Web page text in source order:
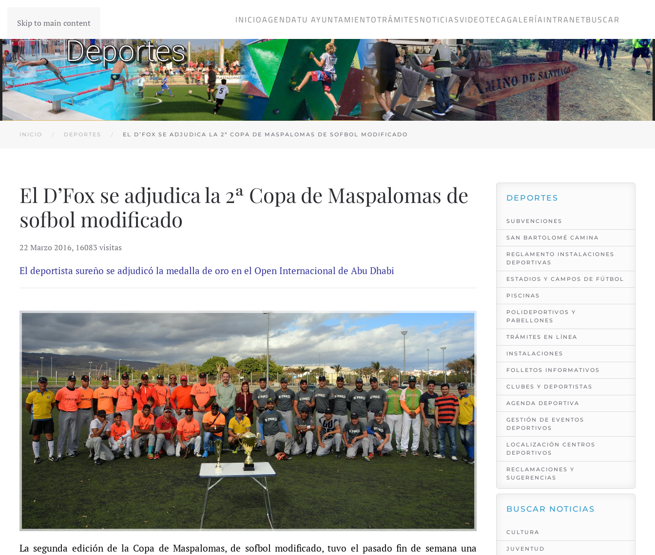
Skip to main content INICIOAGENDATU AYUNTAMIENTOTRÁMITESNOTICIASVIDEOTECAGALERÍAINTRANETBUSCAR
INICIO DEPORTES EL D’FOX SE ADJUDICA LA 2ª COPA DE MASPALOMAS DE SOFBOL MODIFICADO
El D’Fox se adjudica la 2ª Copa de Maspalomas de
sofbol modificado
22 Marzo 2016, 16083 visitas
El deportista sureño se adjudicó la medalla de oro en el Open Internacional de Abu Dhabi
La segunda edición de la Copa de Maspalomas, de sofbol modificado, tuvo el pasado fin de semana una
DEPORTES
SUBVENCIONES
SAN BARTOLOMÉ CAMINA
REGLAMENTO INSTALACIONES
DEPORTIVAS
ESTADIOS Y CAMPOS DE FÚTBOL
PISCINAS
POLIDEPORTIVOS Y
PABELLONES
TRÁMITES EN LÍNEA
INSTALACIONES
FOLLETOS INFORMATIVOS
CLUBES Y DEPORTISTAS
AGENDA DEPORTIVA
GESTIÓN DE EVENTOS
DEPORTIVOS
LOCALIZACIÓN CENTROS
DEPORTIVOS
RECLAMACIONES Y
SUGERENCIAS
BUSCAR NOTICIAS
CULTURA
JUVENTUD